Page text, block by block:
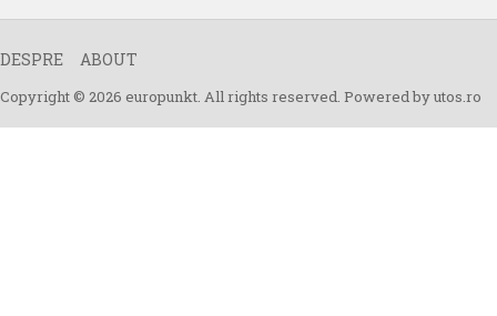
DESPRE ABOUT
Copyright © 2026 europunkt. All rights reserved. Powered byutos.ro